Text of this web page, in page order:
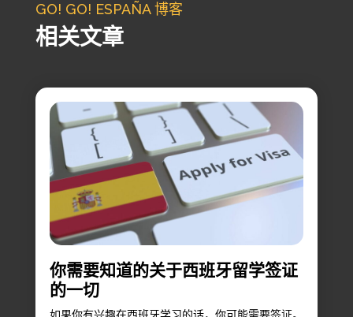
GO! GO! ESPAÑA 博客
相关文章
你需要知道的关于西班牙留学签证
的一切
如果你有兴趣在西班牙学习的话，你可能需要签证。